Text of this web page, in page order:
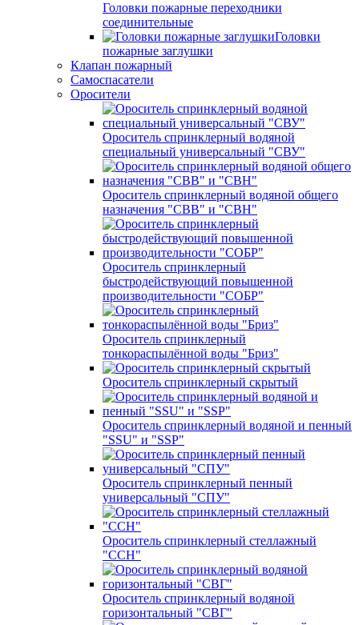
Головки пожарные переходники
соединительные
Головки
пожарные заглушки
Клапан пожарный
Самоспасатели
Оросители
Ороситель спринклерный водяной
специальный универсальный "СВУ"
Ороситель спринклерный водяной общего
назначения "СВВ" и "СВН"
Ороситель спринклерный
быстродействующий повышенной
производительности "СОБР"
Ороситель спринклерный
тонкораспылённой воды "Бриз"
Ороситель спринклерный скрытый
Ороситель спринклерный водяной и пенный
"SSU" и "SSP"
Ороситель спринклерный пенный
универсальный "СПУ"
Ороситель спринклерный стеллажный
"ССН"
Ороситель спринклерный водяной
горизонтальный "СВГ"